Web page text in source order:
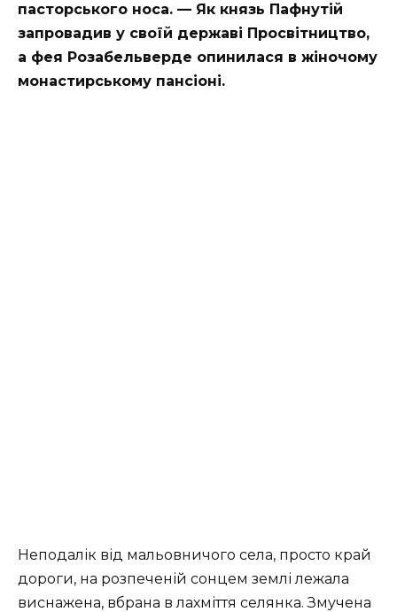
пасторського носа. — Як князь Пафнутій
запровадив у своїй державі Просвітництво,
а фея Розабельверде опинилася в жіночому
монастирському пансіоні.
Неподалік від мальовничого села, просто край
дороги, на розпеченій сонцем землі лежала
виснажена, вбрана в лахміття селянка. Змучена